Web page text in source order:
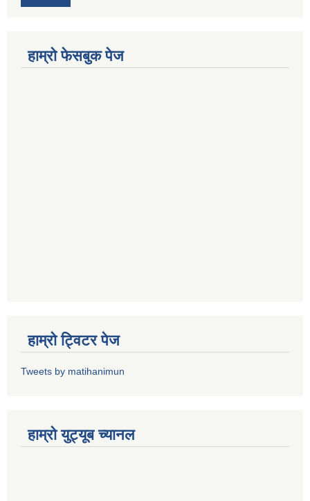
हाम्राे फेसबुक पेज
हाम्राे ट्विटर पेज
Tweets by matihanimun
हाम्रो युट्यूब च्यानल